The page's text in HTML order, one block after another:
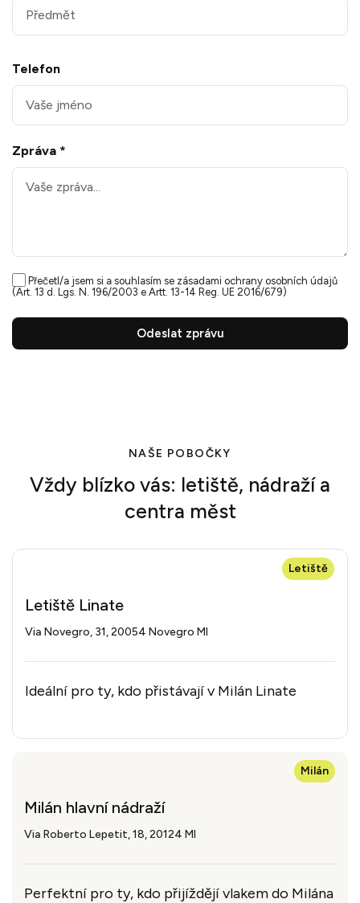
Telefon
Zpráva *
Přečetl/a jsem si a souhlasím se zásadami ochrany osobních údajů
(Art. 13 d. Lgs. N. 196/2003 e Artt. 13-14 Reg. UE 2016/679)
Odeslat zprávu
NAŠE POBOČKY
Vždy blízko vás: letiště, nádraží a
centra měst
Letiště
Letiště Linate
Via Novegro, 31, 20054 Novegro MI
Ideální pro ty, kdo přistávají v Milán Linate
Milán
Milán hlavní nádraží
Via Roberto Lepetit, 18, 20124 MI
Perfektní pro ty, kdo přijíždějí vlakem do Milána